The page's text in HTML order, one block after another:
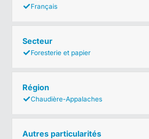
Français
Secteur
Foresterie et papier
Région
Chaudière-Appalaches
Autres particularités